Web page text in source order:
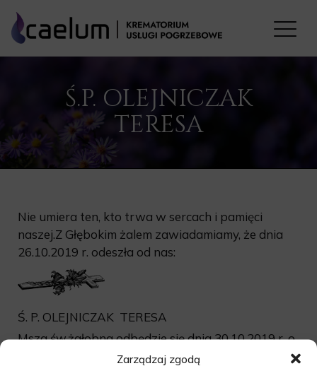
Zarządzaj zgodą
Ś.P. OLEJNICZAK
TERESA
Nie umiera ten, kto trwa w sercach i pamięci
naszej.Z Głębokim żalem zawiadamiamy, że dnia
26.10.2019 r. odeszła od nas:
Ś. P. OLEJNICZAK TERESA
Msza św.żałobna odbędzie się dnia 30.10.2019 r. o
godz.15:00 w kościele Marii Magdaleny w